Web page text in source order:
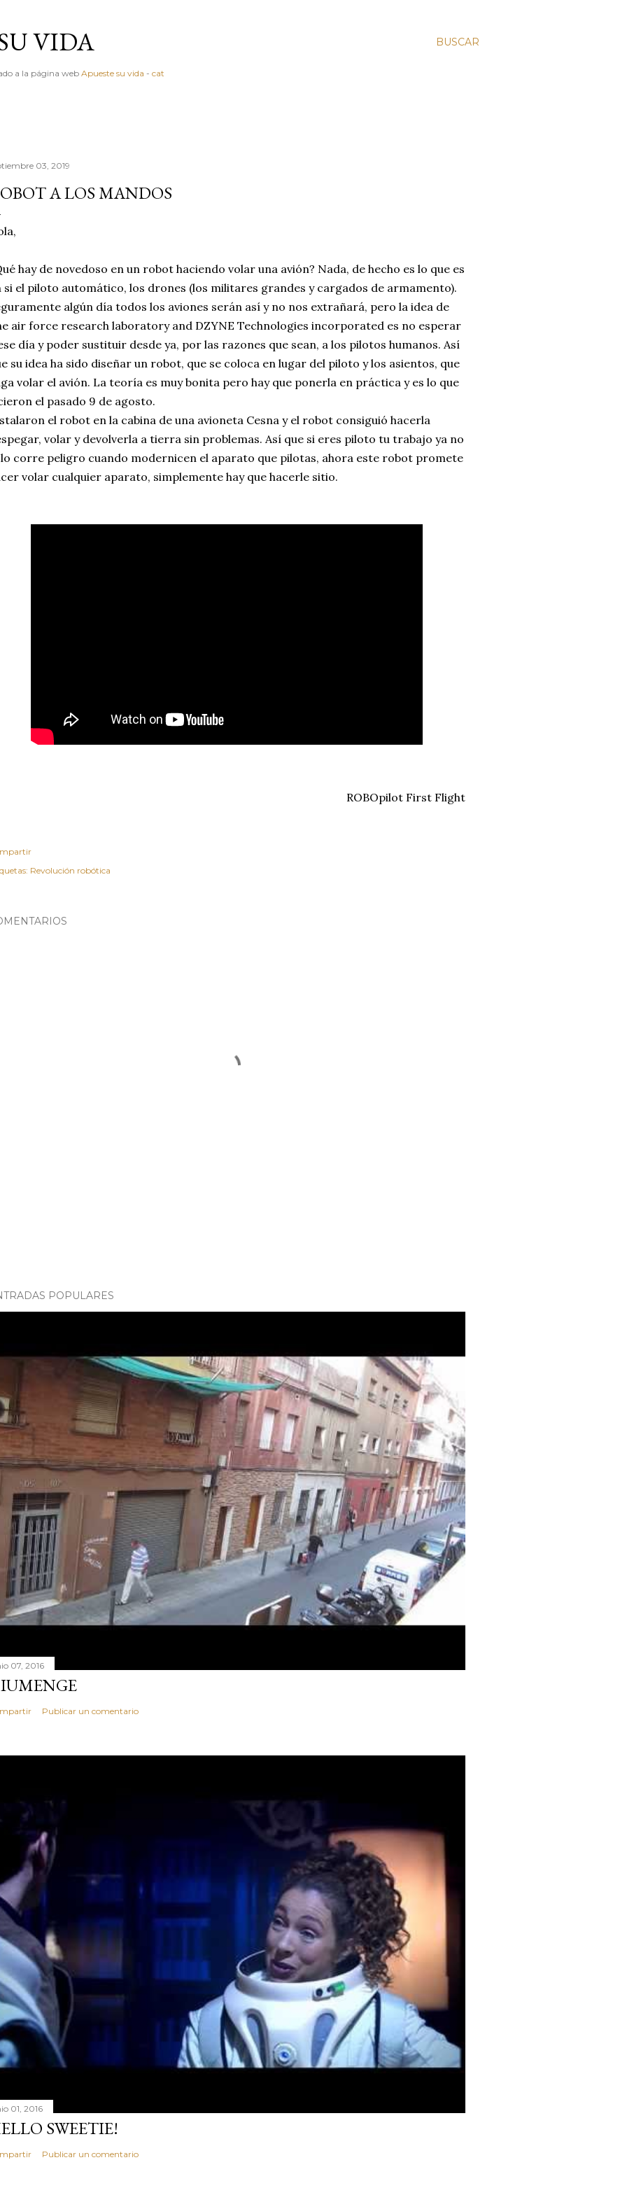
BUSCAR
VIDA
a la página web Apueste su vida - cat
03, 2019
A LOS MANDOS
hay de novedoso en un robot haciendo volar una avión? Nada, de hecho es lo que es
si el piloto automático, los drones (los militares grandes y cargados de armamento).
algún día todos los aviones serán así y no nos extrañará, pero la idea de
air force research laboratory and DZYNE Technologies incorporated es no esperar
día y poder sustituir desde ya, por las razones que sean, a los pilotos humanos. Así
su idea ha sido diseñar un robot, que se coloca en lugar del piloto y los asientos, que
volar el avión. La teoría es muy bonita pero hay que ponerla en práctica y es lo que
el pasado 9 de agosto.
el robot en la cabina de una avioneta Cesna y el robot consiguió hacerla
volar y devolverla a tierra sin problemas. Así que si eres piloto tu trabajo ya no
corre peligro cuando modernicen el aparato que pilotas, ahora este robot promete
volar cualquier aparato, simplemente hay que hacerle sitio.
ROBOpilot First Flight
Revolución robótica
POPULARES
07, 2016
Publicar un comentario
01, 2016
SWEETIE!
Publicar un comentario